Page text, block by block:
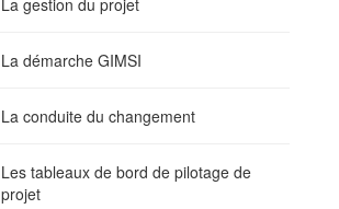
La démarche GIMSI
La conduite du changement
Les tableaux de bord de pilotage de
projet